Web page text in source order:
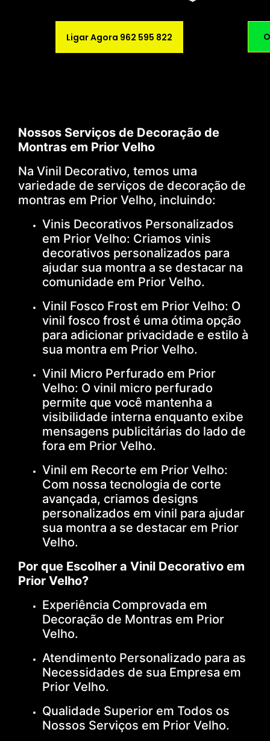
Ligar Agora 962 595 822
Nossos Serviços de Decoração de
Montras em Prior Velho
Na Vinil Decorativo, temos uma
variedade de serviços de decoração de
montras em Prior Velho, incluindo:
Vinis Decorativos Personalizados
em Prior Velho: Criamos vinis
decorativos personalizados para
ajudar sua montra a se destacar na
comunidade em Prior Velho.
Vinil Fosco Frost em Prior Velho: O
vinil fosco frost é uma ótima opção
para adicionar privacidade e estilo à
sua montra em Prior Velho.
Vinil Micro Perfurado em Prior
Velho: O vinil micro perfurado
permite que você mantenha a
visibilidade interna enquanto exibe
mensagens publicitárias do lado de
fora em Prior Velho.
Vinil em Recorte em Prior Velho:
Com nossa tecnologia de corte
avançada, criamos designs
personalizados em vinil para ajudar
sua montra a se destacar em Prior
Velho.
Por que Escolher a Vinil Decorativo em
Prior Velho?
Experiência Comprovada em
Decoração de Montras em Prior
Velho.
Atendimento Personalizado para as
Necessidades de sua Empresa em
Prior Velho.
Qualidade Superior em Todos os
Nossos Serviços em Prior Velho.